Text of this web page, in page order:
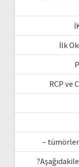
İlk
RCP ve
–